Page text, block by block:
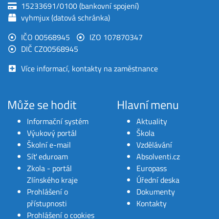
15233691/0100 (bankovní spojení)
vyhmjux (datová schránka)
IČO 00568945
IZO 107870347
DIČ CZ00568945
Více informací, kontakty na zaměstnance
Může se hodit
Informační systém
Výukový portál
Školní e-mail
Síť eduroam
Zkola - portál
Zlínského kraje
Prohlášení o
přístupnosti
Prohlášení o cookies
Hlavní menu
Aktuality
Škola
Vzdělávání
Absolventi.cz
Europass
Úřední deska
Dokumenty
Kontakty